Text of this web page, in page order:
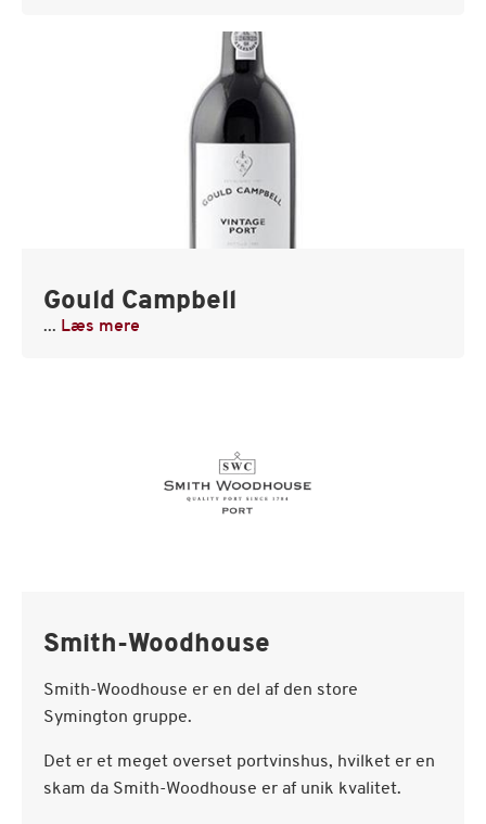
Gould Campbell
... Læs mere
Smith-Woodhouse
Smith-Woodhouse er en del af den store
Symington gruppe.
Det er et meget overset portvinshus, hvilket er en
skam da Smith-Woodhouse er af unik kvalitet.